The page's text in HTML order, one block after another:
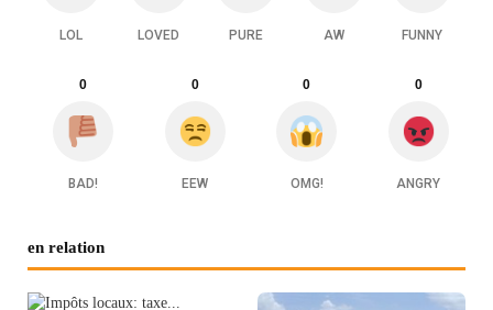
LOL LOVED PURE AW FUNNY
0
BAD!
0
EEW
0
OMG!
0
ANGRY
en relation